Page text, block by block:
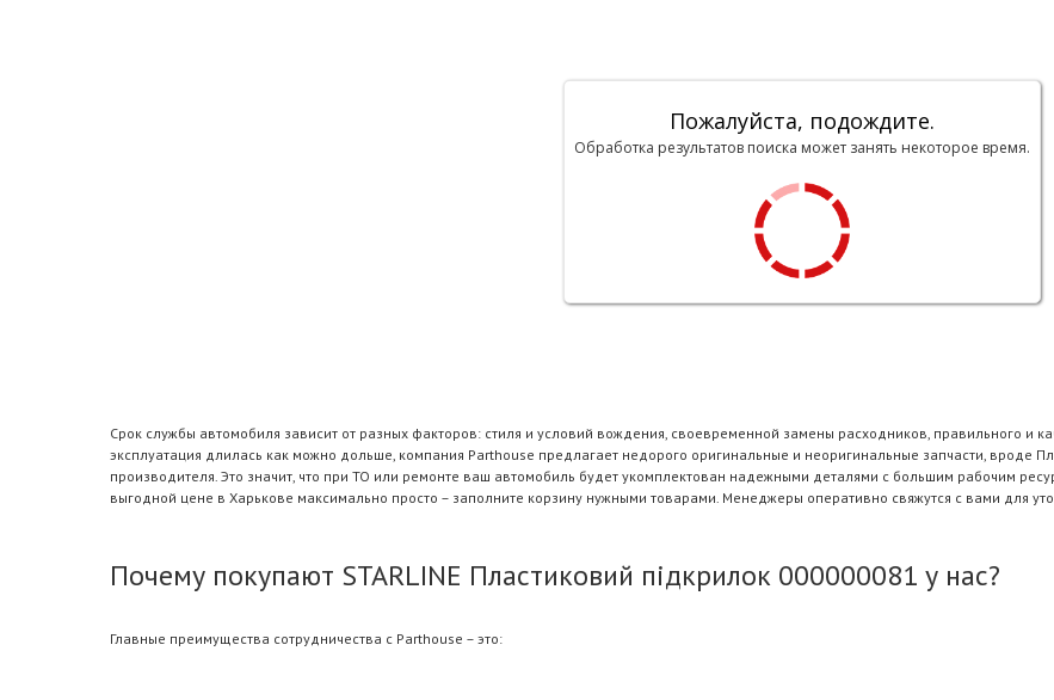
Пожалуйста, подождите.
Обработка результатов поиска может занять некоторое время.
Срок службы автомобиля зависит от разных факторов: стиля и условий вождения, своевременной замены расходников, правильного и
эксплуатация длилась как можно дольше, компания Parthouse предлагает недорого оригинальные и неоригинальные запчасти, вроде
производителя. Это значит, что при ТО или ремонте ваш автомобиль будет укомплектован надежными деталями с большим рабочим
выгодной цене в Харькове максимально просто – заполните корзину нужными товарами. Менеджеры оперативно свяжутся с вами для
Почему покупают STARLINE Пластиковий пiдкрилок 000000081 у нас?
Главные преимущества сотрудничества с Parthouse – это: